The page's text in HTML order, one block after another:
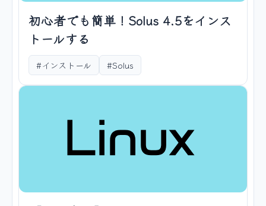
初心者でも簡単！Solus 4.5をインス
トールする
#インストール #Solus